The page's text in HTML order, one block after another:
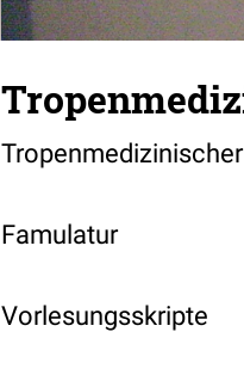
Famulatur
Vorlesungsskripte